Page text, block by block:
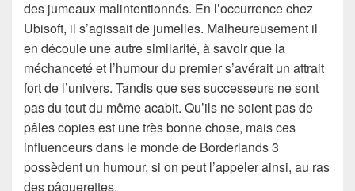
des jumeaux malintentionnés. En l’occurrence chez
Ubisoft, il s’agissait de jumelles. Malheureusement il
en découle une autre similarité, à savoir que la
méchanceté et l’humour du premier s’avérait un attrait
fort de l’univers. Tandis que ses successeurs ne sont
pas du tout du même acabit. Qu’ils ne soient pas de
pâles copies est une très bonne chose, mais ces
influenceurs dans le monde de Borderlands 3
possèdent un humour, si on peut l’appeler ainsi, au ras
des pâquerettes.